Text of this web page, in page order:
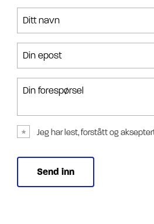
Ditt navn
Din epost
Din forespørsel
Jeg har lest, forstått og